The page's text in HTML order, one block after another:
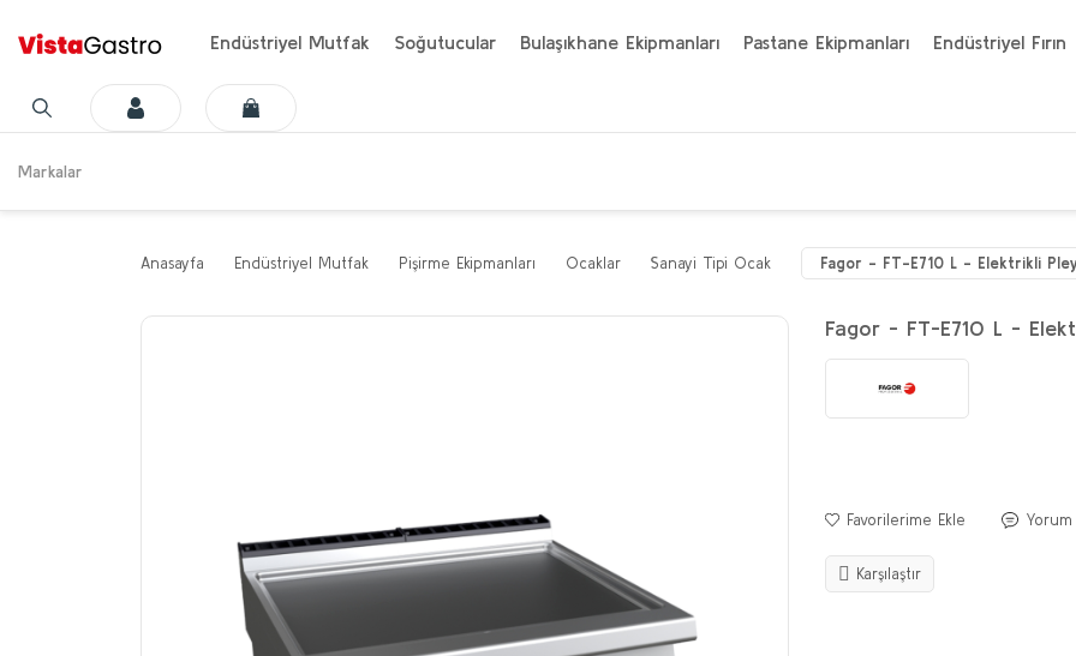
Endüstriyel Mutfak Soğutucular Bulaşıkhane Ekipmanları Pastane Ekipmanları Endüstriyel Fırın
Markalar
Anasayfa Endüstriyel Mutfak Pişirme Ekipmanları Ocaklar Sanayi Tipi Ocak Fagor - FT-E710 L - Elektrikli
Fagor - FT-E710 L -
Yorum
Karşılaştır